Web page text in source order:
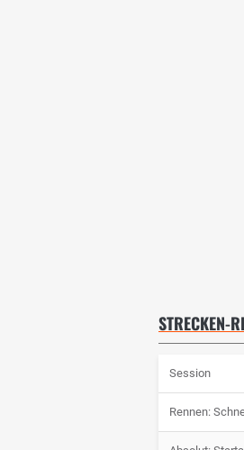
STRECKEN-
Session
Rennen: